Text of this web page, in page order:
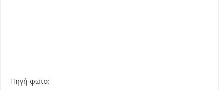
Πηγή-φωτο: